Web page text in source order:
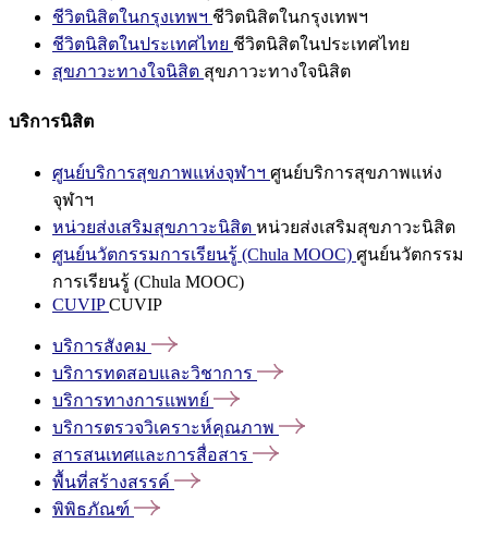
ชีวิตนิสิตในกรุงเทพฯ ชีวิตนิสิตในกรุงเทพฯ
ชีวิตนิสิตในประเทศไทย ชีวิตนิสิตในประเทศไทย
สุขภาวะทางใจนิสิต สุขภาวะทางใจนิสิต
บริการนิสิต
ศูนย์บริการสุขภาพแห่งจุฬาฯ ศูนย์บริการสุขภาพแห่ง
จุฬาฯ
หน่วยส่งเสริมสุขภาวะนิสิต หน่วยส่งเสริมสุขภาวะนิสิต
ศูนย์นวัตกรรมการเรียนรู้ (Chula MOOC) ศูนย์นวัตกรรม
การเรียนรู้ (Chula MOOC)
CUVIPCUVIP
บริการสังคม
บริการทดสอบและวิชาการ
บริการทางการแพทย์
บริการตรวจวิเคราะห์คุณภาพ
สารสนเทศและการสื่อสาร
พื้นที่สร้างสรรค์
พิพิธภัณฑ์